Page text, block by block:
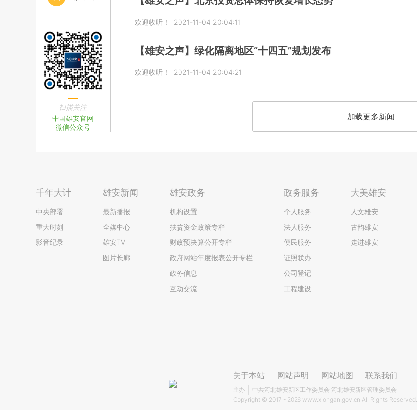
扫描关注
中国雄安官网
微信公众号
欢迎收听！ 2021-11-04 20:04:11
【雄安之声】绿化隔离地区“十四五”规划发布
欢迎收听！ 2021-11-04 20:04:21
加载更多新闻
千年大计
中央部署
重大时刻
影音纪录
雄安新闻
最新播报
全媒中心
雄安TV
图片长廊
雄安政务
机构设置
扶贫资金政策专栏
财政预决算公开专栏
政府网站年度报表公开专栏
政务信息
互动交流
政务服务
个人服务
法人服务
便民服务
证照联办
公司登记
工程建设
大美雄安
人文雄安
古韵雄安
走进雄安
关于本站 网站声明 网站地图 联系我们
主办
中共河北雄安新区工作委员会 河北雄安新区管理委员会
Copyright © 2017 - 2026 www.xiongan.gov.cn All Rights Reserved.